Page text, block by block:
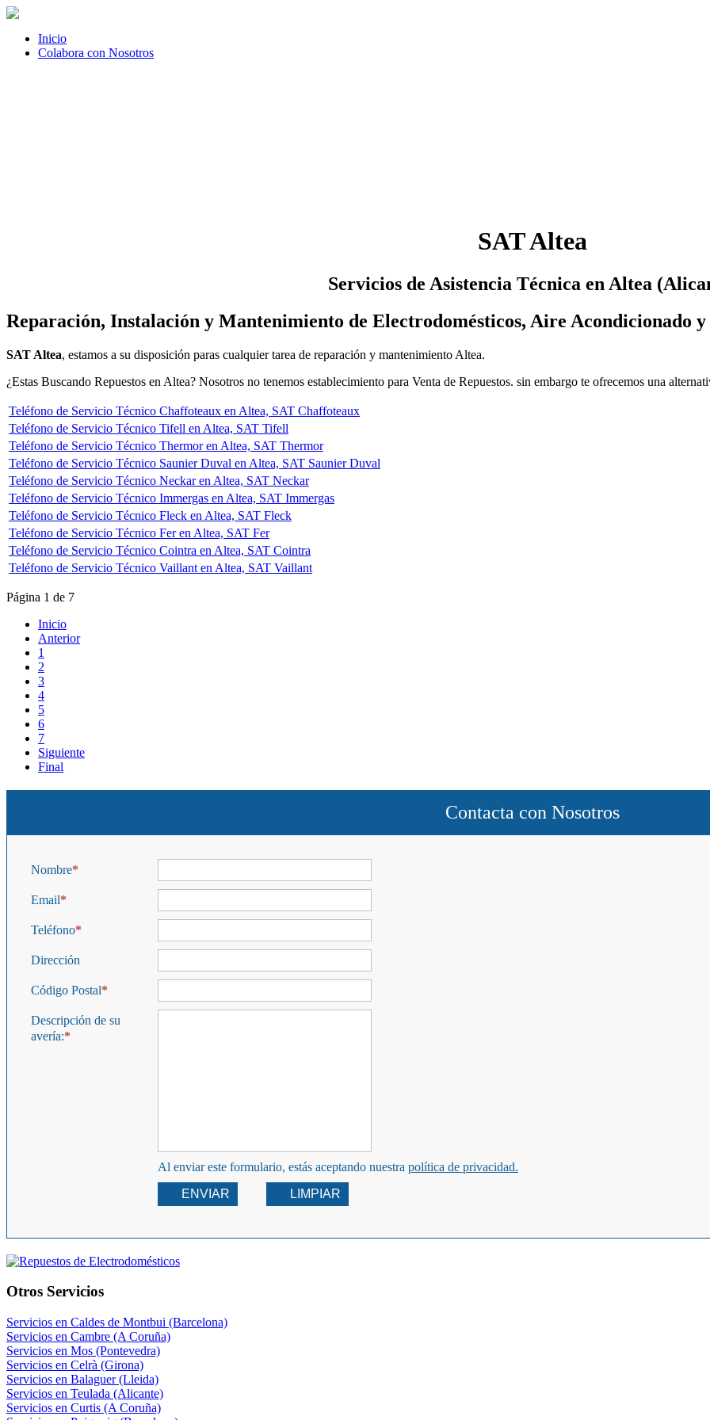
Inicio
Colabora con Nosotros
SAT Altea
Servicios de Asistencia Técnica en Altea
Reparación, Instalación y Mantenimiento de Electrodomésticos, Aire Acondicionado
SAT Altea, estamos a su disposición paras cualquier tarea de reparación y mantenimiento Altea.
¿Estas Buscando Repuestos en Altea? Nosotros no tenemos establecimiento para Venta de Repuestos. sin embargo te ofrecemos una
Teléfono de Servicio Técnico Chaffoteaux en Altea, SAT Chaffoteaux
Teléfono de Servicio Técnico Tifell en Altea, SAT Tifell
Teléfono de Servicio Técnico Thermor en Altea, SAT Thermor
Teléfono de Servicio Técnico Saunier Duval en Altea, SAT Saunier Duval
Teléfono de Servicio Técnico Neckar en Altea, SAT Neckar
Teléfono de Servicio Técnico Immergas en Altea, SAT Immergas
Teléfono de Servicio Técnico Fleck en Altea, SAT Fleck
Teléfono de Servicio Técnico Fer en Altea, SAT Fer
Teléfono de Servicio Técnico Cointra en Altea, SAT Cointra
Teléfono de Servicio Técnico Vaillant en Altea, SAT Vaillant
Página 1 de 7
Inicio
Anterior
1
2
3
4
5
6
7
Siguiente
Final
Contacta con Nosotros
Nombre
Email
Teléfono
Dirección
Código Postal
Descripción de su
avería:
Al enviar este formulario, estás aceptando nuestra política de privacidad.
ENVIAR
LIMPIAR
Otros Servicios
Servicios en Caldes de Montbui (Barcelona)
Servicios en Cambre (A Coruña)
Servicios en Mos (Pontevedra)
Servicios en Celrà (Girona)
Servicios en Balaguer (Lleida)
Servicios en Teulada (Alicante)
Servicios en Curtis (A Coruña)